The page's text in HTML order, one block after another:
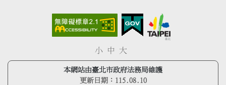
小 中 大
本網站由臺北市政府法務局維護
更新日期： 115.08.10